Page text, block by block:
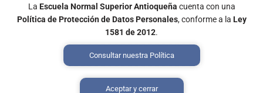
Política de Tratamiento de Datos Personales
La Escuela Normal Superior Antioqueña cuenta con una
Política de Protección de Datos Personales, conforme a la Ley
1581 de 2012.
Consultar nuestra Política
Aceptar y cerrar